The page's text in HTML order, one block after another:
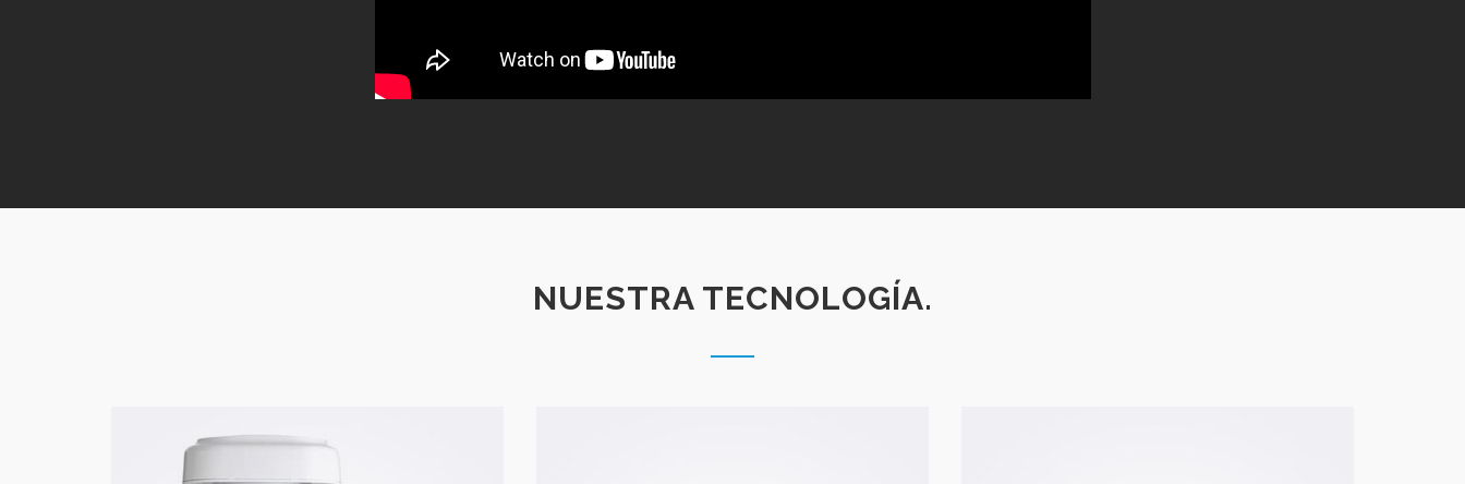
NUESTRA TECNOLOGÍA.